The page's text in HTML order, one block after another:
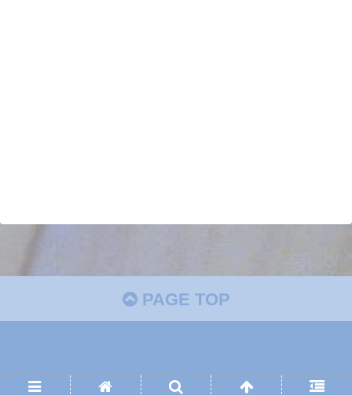
PAGE TOP
Copyright © 2018 飯と将棋と時々家族 All Rights Reserved.